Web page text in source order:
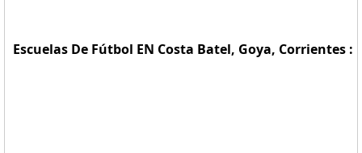
Escuelas De Fútbol EN Costa Batel, Goya, Corrientes :